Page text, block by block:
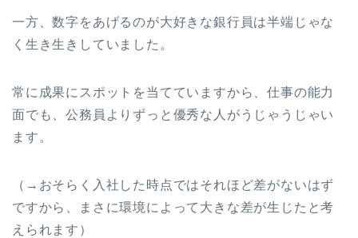
一方、数字をあげるのが大好きな銀行員は半端じゃな
く生き生きしていました。
常に成果にスポットを当てていますから、仕事の能力
面でも、公務員よりずっと優秀な人がうじゃうじゃい
ます。
（→おそらく入社した時点ではそれほど差がないはず
ですから、まさに環境によって大きな差が生じたと考
えられます）